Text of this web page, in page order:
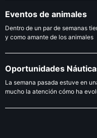
Eventos de animales
Dentro de un par de semanas
y como amante de los animales
Oportunidades
La semana pasada estuve en
mucho la atención cómo ha